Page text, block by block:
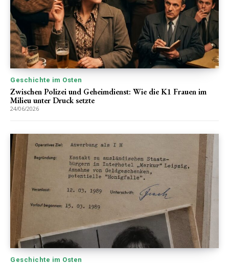
Geschichte im Osten
Zwischen Polizei und Geheimdienst: Wie die K1 Frauen im
Milieu unter Druck setzte
24/06/2026
Geschichte im Osten